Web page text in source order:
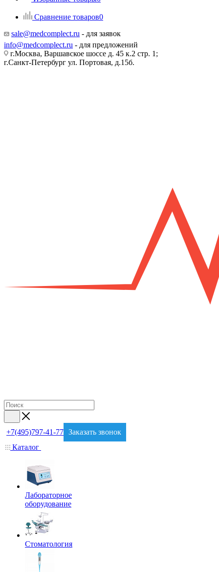
Сравнение товаров0
sale@medcomplect.ru - для заявок
info@medcomplect.ru - для предложений
г.Москва, Варшавское шоссе д. 45 к.2 стр. 1;
г.Санкт-Петербург ул. Портовая, д.15б.
+7(495)797-41-77 Заказать звонок
Каталог
Лабораторное
оборудование
Стоматология